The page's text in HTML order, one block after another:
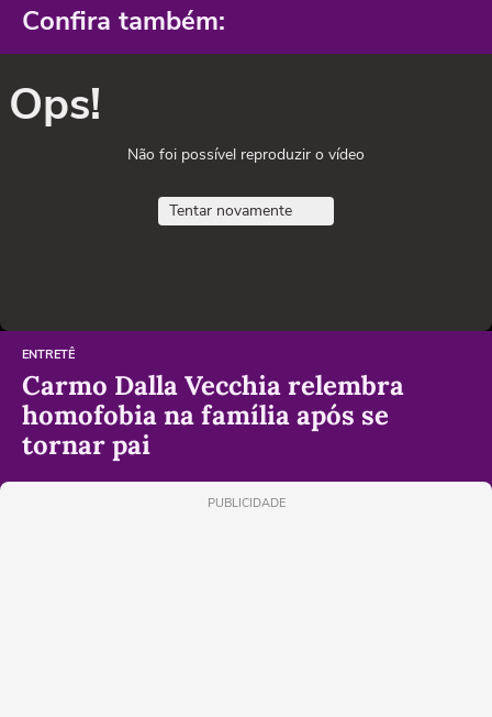
Confira também:
Ops!
Não foi possível reproduzir o vídeo
Tentar novamente
ENTRETÊ
Carmo Dalla Vecchia relembra
homofobia na família após se
tornar pai
PUBLICIDADE